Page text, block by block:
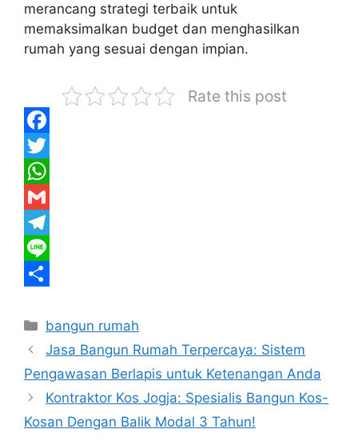
merancang strategi terbaik untuk
memaksimalkan budget dan menghasilkan
rumah yang sesuai dengan impian.
Rate this post
F
a
c
e
b
o
k
T
w
t
r
W
h
a
A
p
p
G
m
a
l
T
e
e
g
r
a
m
L
n
e
h
a
r
e
Kategori
bangun rumah
Jasa Bangun Rumah Terpercaya: Sistem
Pengawasan Berlapis untuk Ketenangan Anda
Kontraktor Kos Jogja: Spesialis Bangun Kos-
Kosan Dengan Balik Modal 3 Tahun!